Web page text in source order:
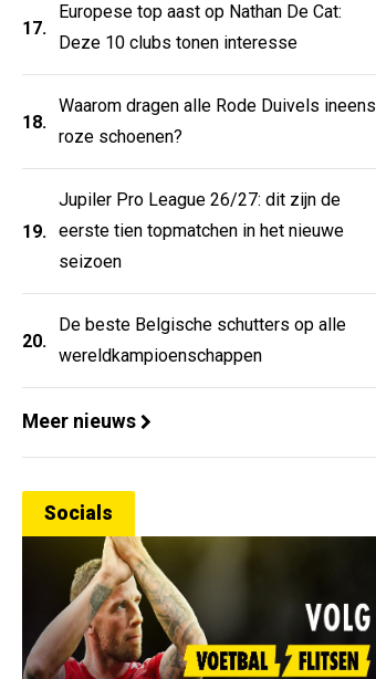
17.
Europese top aast op Nathan De Cat:
Deze 10 clubs tonen interesse
18.
Waarom dragen alle Rode Duivels ineens
roze schoenen?
19.
Jupiler Pro League 26/27: dit zijn de
eerste tien topmatchen in het nieuwe
seizoen
20.
De beste Belgische schutters op alle
wereldkampioenschappen
Meer nieuws
Socials